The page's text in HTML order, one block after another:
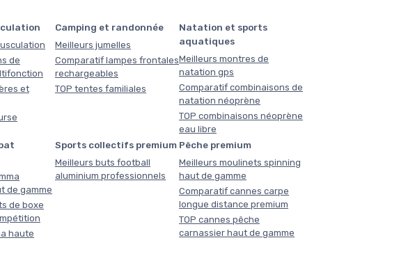
de
et
Camping et randonnée
Meilleurs jumelles
Comparatif lampes frontales
rechargeables
TOP tentes familiales
Natation et sports
aquatiques
Meilleurs montres de
natation gps
Comparatif combinaisons de
natation néoprène
TOP combinaisons néoprène
eau libre
de gamme
de boxe
haute
Sports collectifs premium
Meilleurs buts football
aluminium professionnels
Pêche premium
Meilleurs moulinets spinning
haut de gamme
Comparatif cannes carpe
longue distance premium
TOP cannes pêche
carnassier haut de gamme